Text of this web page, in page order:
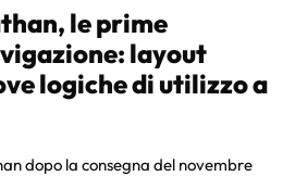
le prime
layout
logiche di utilizzo a
dopo la consegna del novembre